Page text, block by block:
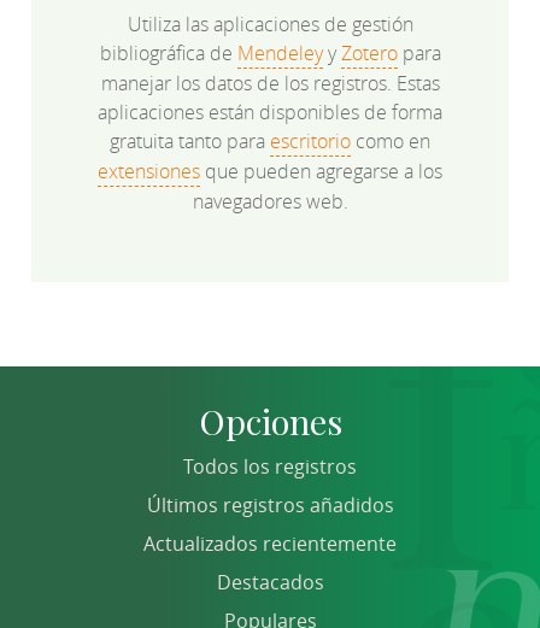
Utiliza las aplicaciones de gestión
bibliográfica de MendeleyyZoteropara
manejar los datos de los registros. Estas
aplicaciones están disponibles de forma
gratuita tanto para escritorio como en
extensiones que pueden agregarse a los
navegadores web.
Opciones
Todos los registros
Últimos registros añadidos
Actualizados recientemente
Destacados
Populares